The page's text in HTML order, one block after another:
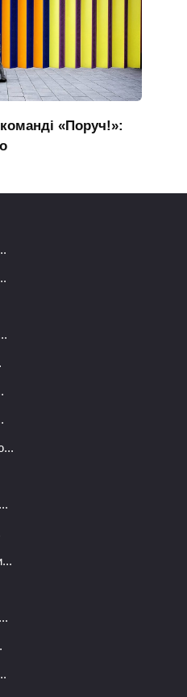
«Поруч!»: